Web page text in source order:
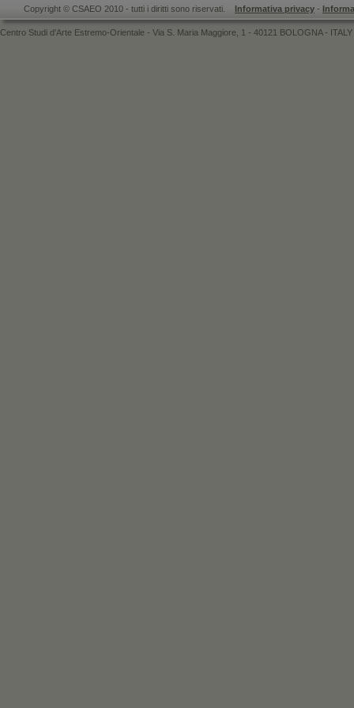
Copyright © CSAEO 2010 - tutti i diritti sono riservati. Informativa privacy -
Centro Studi d'Arte Estremo-Orientale - Via S. Maria Maggiore, 1 - 40121 BOLOGNA -